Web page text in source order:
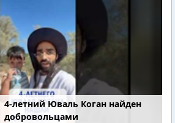
4-летний Юваль Коган найден
добровольцами